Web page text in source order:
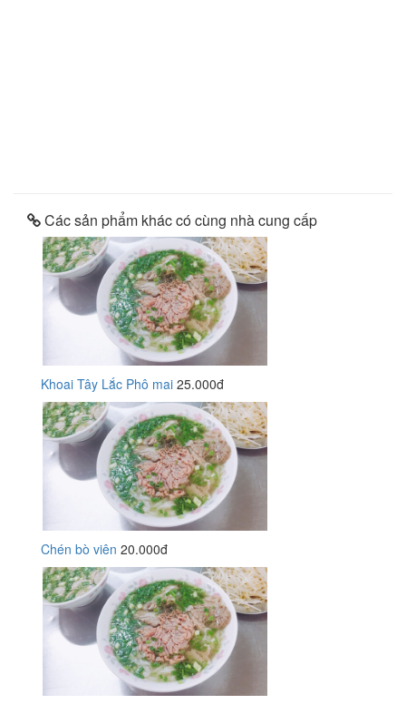
Các sản phẩm khác có cùng nhà cung cấp
Khoai Tây Lắc Phô mai 25.000đ
Chén bò viên 20.000đ